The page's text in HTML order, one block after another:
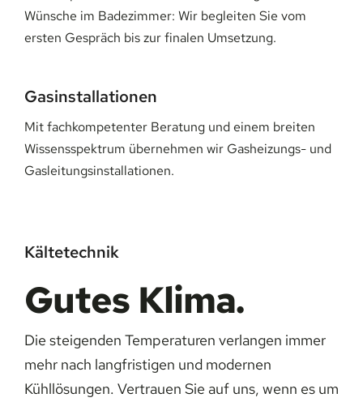
Wünsche im Badezimmer: Wir begleiten Sie vom
ersten Gespräch bis zur finalen Umsetzung.
Gasinstallationen
Mit fachkompetenter Beratung und einem breiten
Wissensspektrum übernehmen wir Gasheizungs- und
Gasleitungsinstallationen.
Kältetechnik
Gutes Klima.
Die steigenden Temperaturen verlangen immer
mehr nach langfristigen und modernen
Kühllösungen. Vertrauen Sie auf uns, wenn es um